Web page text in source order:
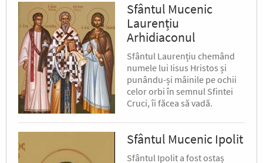
Sfântul Mucenic
Laurențiu
Arhidiaconul
Sfântul Laurențiu chemând
numele lui Iisus Hristos și
punându-și mâinile pe ochii
celor orbi în semnul Sfintei
Cruci, îi făcea să vadă.
Sfântul Mucenic Ipolit
Sfântul Ipolit a fost ostaș